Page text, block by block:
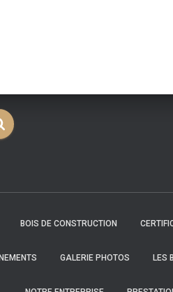
BOIS DE CONSTRUCTION
GALERIE PHOTOS LES